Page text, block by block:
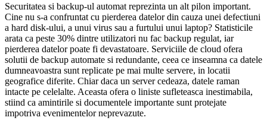
Securitatea si backup-ul automat reprezinta un alt pilon important.
Cine nu s-a confruntat cu pierderea datelor din cauza unei defectiuni
a hard disk-ului, a unui virus sau a furtului unui laptop? Statisticile
arata ca peste 30% dintre utilizatori nu fac backup regulat, iar
pierderea datelor poate fi devastatoare. Serviciile de cloud ofera
solutii de backup automate si redundante, ceea ce inseamna ca datele
dumneavoastra sunt replicate pe mai multe servere, in locatii
geografice diferite. Chiar daca un server cedeaza, datele raman
intacte pe celelalte. Aceasta ofera o liniste sufleteasca inestimabila,
stiind ca amintirile si documentele importante sunt protejate
impotriva evenimentelor neprevazute.